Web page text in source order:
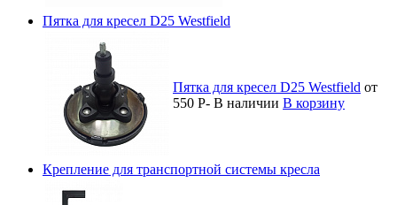
Пятка для кресел D25 Westfield
Пятка для кресел D25 Westfield от
550 Р- В наличии В корзину
Крепление для транспортной системы кресла